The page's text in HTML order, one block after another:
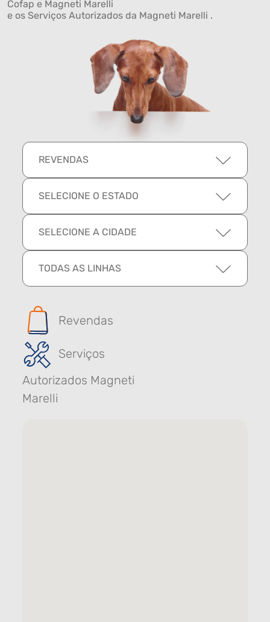
Cofap e Magneti Marelli
e os Serviços Autorizados da Magneti Marelli .
REVENDAS
SELECIONE O ESTADO
SELECIONE A CIDADE
TODAS AS LINHAS
Revendas
Serviços
Autorizados Magneti
Marelli